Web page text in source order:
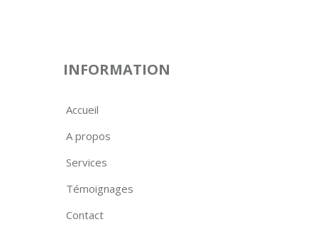
INFORMATION
Accueil
A propos
Services
Témoignages
Contact